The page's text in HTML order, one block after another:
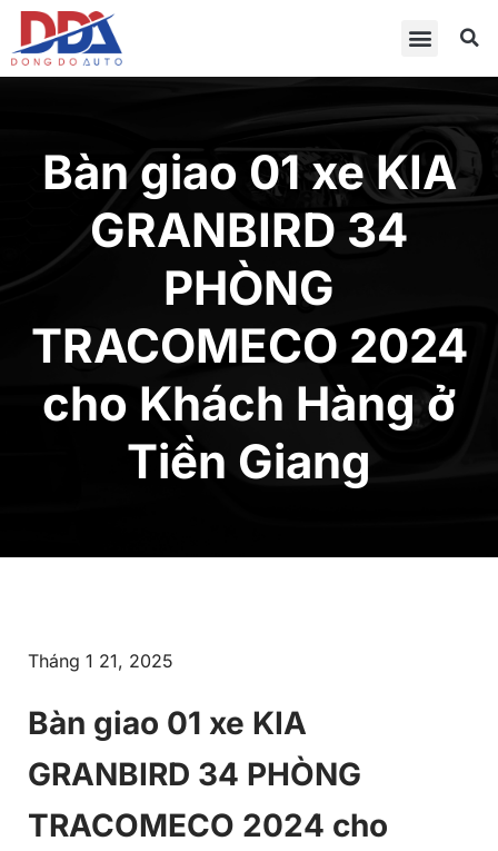
Bàn giao 01 xe KIA
GRANBIRD 34
PHÒNG
TRACOMECO 2024
cho Khách Hàng ở
Tiền Giang
Tháng 1 21, 2025
Bàn giao 01 xe KIA
GRANBIRD 34 PHÒNG
TRACOMECO 2024 cho